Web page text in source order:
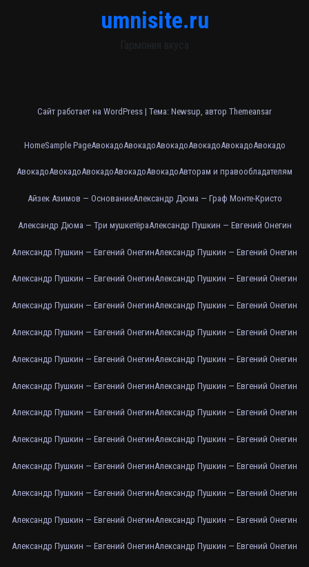
umnisite.ru
Гармония вкуса
Сайт работает на WordPress | Тема: Newsup, автор Themeansar
HomeSample PageАвокадоАвокадоАвокадоАвокадоАвокадоАвокадо
АвокадоАвокадоАвокадоАвокадоАвокадоАвторам и правообладателям
Айзек Азимов — ОснованиеАлександр Дюма — Граф Монте-Кристо
Александр Дюма — Три мушкетёраАлександр Пушкин — Евгений Онегин
Александр Пушкин — Евгений ОнегинАлександр Пушкин — Евгений Онегин
Александр Пушкин — Евгений ОнегинАлександр Пушкин — Евгений Онегин
Александр Пушкин — Евгений ОнегинАлександр Пушкин — Евгений Онегин
Александр Пушкин — Евгений ОнегинАлександр Пушкин — Евгений Онегин
Александр Пушкин — Евгений ОнегинАлександр Пушкин — Евгений Онегин
Александр Пушкин — Евгений ОнегинАлександр Пушкин — Евгений Онегин
Александр Пушкин — Евгений ОнегинАлександр Пушкин — Евгений Онегин
Александр Пушкин — Евгений ОнегинАлександр Пушкин — Евгений Онегин
Александр Пушкин — Евгений ОнегинАлександр Пушкин — Евгений Онегин
Александр Пушкин — Евгений ОнегинАлександр Пушкин — Евгений Онегин
Александр Пушкин — Евгений ОнегинАлександр Пушкин — Евгений Онегин
Александр Пушкин — Евгений ОнегинАлександр Пушкин — Евгений Онегин